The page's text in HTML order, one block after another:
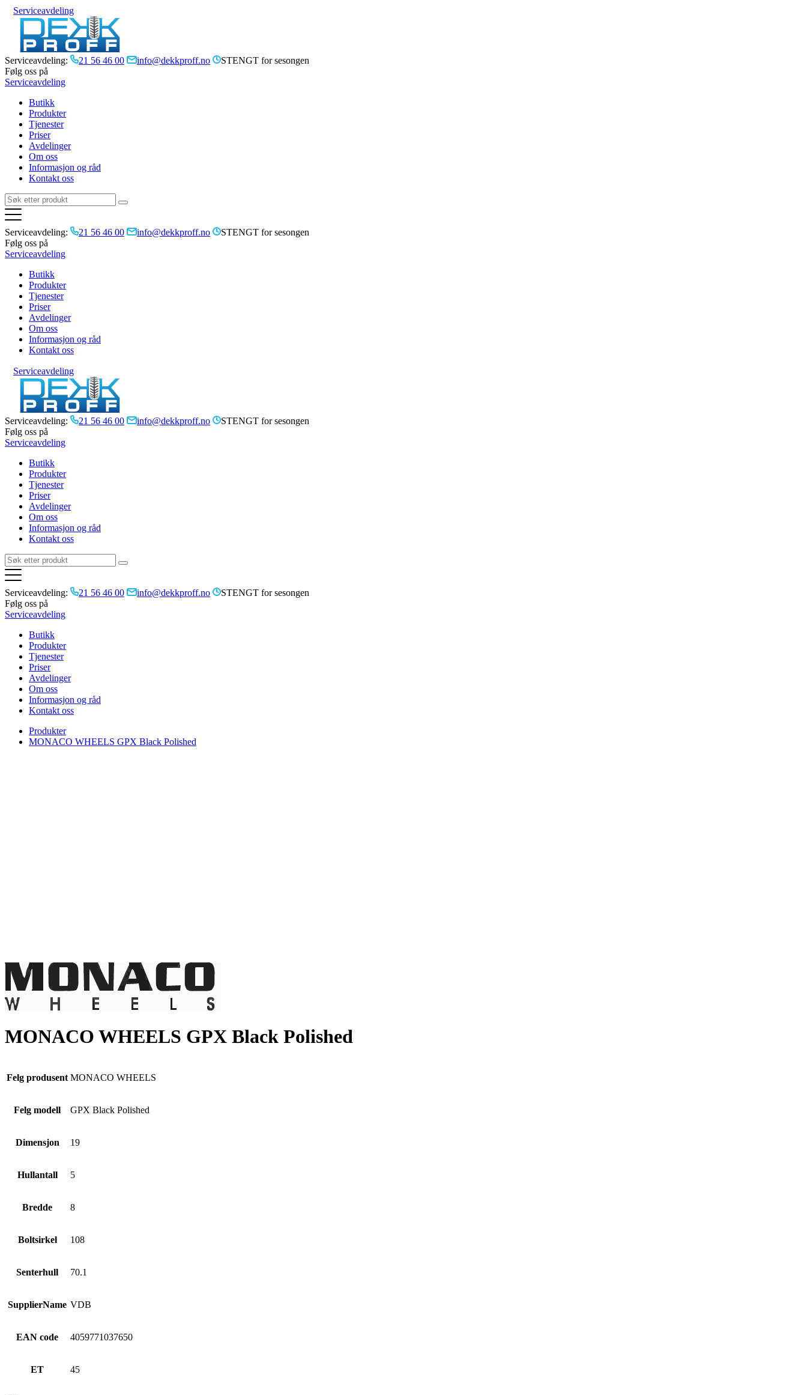
Serviceavdeling
Serviceavdeling: 21 56 46 00 info@dekkproff.no
STENGT for sesongen
Følg oss på
Serviceavdeling
Butikk
Produkter
Tjenester
Priser
Avdelinger
Om oss
Informasjon og råd
Kontakt oss
Serviceavdeling: 21 56 46 00 info@dekkproff.no
STENGT for sesongen
Følg oss på
Serviceavdeling
Butikk
Produkter
Tjenester
Priser
Avdelinger
Om oss
Informasjon og råd
Kontakt oss
Serviceavdeling
Serviceavdeling: 21 56 46 00 info@dekkproff.no
STENGT for sesongen
Følg oss på
Serviceavdeling
Butikk
Produkter
Tjenester
Priser
Avdelinger
Om oss
Informasjon og råd
Kontakt oss
Serviceavdeling: 21 56 46 00 info@dekkproff.no
STENGT for sesongen
Følg oss på
Serviceavdeling
Butikk
Produkter
Tjenester
Priser
Avdelinger
Om oss
Informasjon og råd
Kontakt oss
Produkter
MONACO WHEELS GPX Black Polished
MONACO WHEELS GPX Black Polished
Felg produsent MONACO WHEELS
Felg modell GPX Black Polished
Dimensjon 19
Hullantall 5
Bredde 8
Boltsirkel 108
Senterhull 70.1
SupplierName VDB
EAN code 4059771037650
ET 45